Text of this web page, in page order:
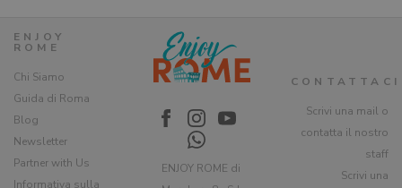
ENJOY
ROME
Chi Siamo
Guida di Roma
Blog
Newsletter
Partner with Us
Informativa sulla
ENJOY ROME di
CONTATTACI
Scrivi una mail o
contatta il nostro
staff
Scrivi una